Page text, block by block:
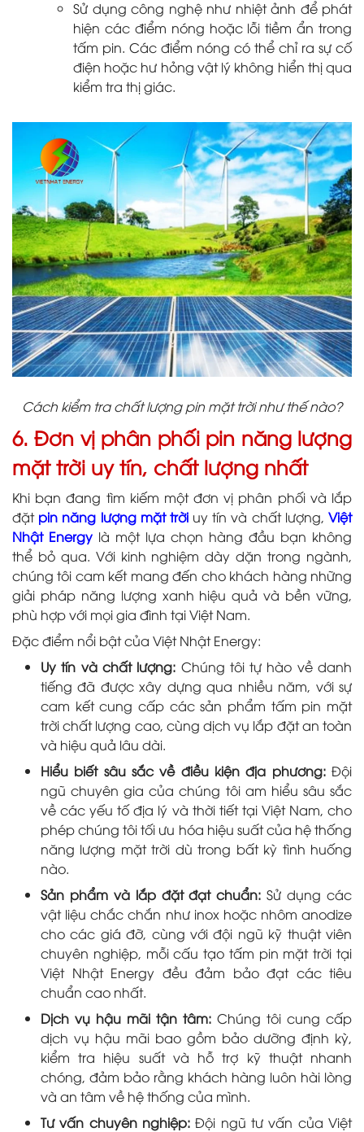
Sử dụng công nghệ như nhiệt ảnh để phát
hiện các điểm nóng hoặc lỗi tiềm ẩn trong
tấm pin. Các điểm nóng có thể chỉ ra sự cố
điện hoặc hư hỏng vật lý không hiển thị qua
kiểm tra thị giác.
Cách kiểm tra chất lượng pin mặt trời như thế nào?
6. Đơn vị phân phối pin năng lượng
mặt trời uy tín, chất lượng nhất
Khi bạn đang tìm kiếm một đơn vị phân phối và lắp
đặt pin năng lượng mặt trờiuy tín và chất lượng,Việt
Nhật Energy là một lựa chọn hàng đầu bạn không
thể bỏ qua. Với kinh nghiệm dày dặn trong ngành,
chúng tôi cam kết mang đến cho khách hàng những
giải pháp năng lượng xanh hiệu quả và bền vững,
phù hợp với mọi gia đình tại Việt Nam.
Đặc điểm nổi bật của Việt Nhật Energy:
Uy tín và chất lượng: Chúng tôi tự hào về danh
tiếng đã được xây dựng qua nhiều năm, với sự
cam kết cung cấp các sản phẩm tấm pin mặt
trời chất lượng cao, cùng dịch vụ lắp đặt an toàn
và hiệu quả lâu dài.
Hiểu biết sâu sắc về điều kiện địa phương:Đội
ngũ chuyên gia của chúng tôi am hiểu sâu sắc
về các yếu tố địa lý và thời tiết tại Việt Nam, cho
phép chúng tôi tối ưu hóa hiệu suất của hệ thống
năng lượng mặt trời dù trong bất kỳ tình huống
nào.
Sản phẩm và lắp đặt đạt chuẩn: Sử dụng các
vật liệu chắc chắn như inox hoặc nhôm anodize
cho các giá đỡ, cùng với đội ngũ kỹ thuật viên
chuyên nghiệp, mỗi cấu tạo tấm pin mặt trời tại
Việt Nhật Energy đều đảm bảo đạt các tiêu
chuẩn cao nhất.
Dịch vụ hậu mãi tận tâm: Chúng tôi cung cấp
dịch vụ hậu mãi bao gồm bảo dưỡng định kỳ,
kiểm tra hiệu suất và hỗ trợ kỹ thuật nhanh
chóng, đảm bảo rằng khách hàng luôn hài lòng
và an tâm về hệ thống của mình.
Tư vấn chuyên nghiệp: Đội ngũ tư vấn của Việt